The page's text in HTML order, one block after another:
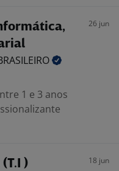
26 jun
1 e 3 anos
) 18 jun